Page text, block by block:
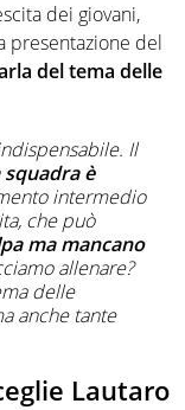
dei giovani,
presentazione del
del tema delle
Il
è
intermedio
che può
ma mancano
allenare?
delle
anche tante
Lautaro